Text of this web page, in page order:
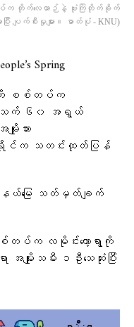
ပ်က တိုက်လေယာဉ်နဲ့ ဗုံးကြဲတိုက်ခိုက်
ြီး ပျက်စီးမှုများ။ ဓာတ်ပုံ - KNU)
Spring
ာကို စစ်တပ်က
သက် ၆၀ အရွယ်
းသား
ရိုင်က သတင်းထုတ်ပြန်
နယ်မြေ သတ်မှတ်ချက်
တပ်က လမိုင်းကော့ရွာကို
ျိုးသမီး ၁ဦးသေဆုံးပြီး